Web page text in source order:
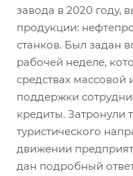
завода в 2020 году,
продукции:
станков. Был задан
рабочей неделе,
средствах
поддержки
кредиты. Затронули
туристического
движении
дан подробный